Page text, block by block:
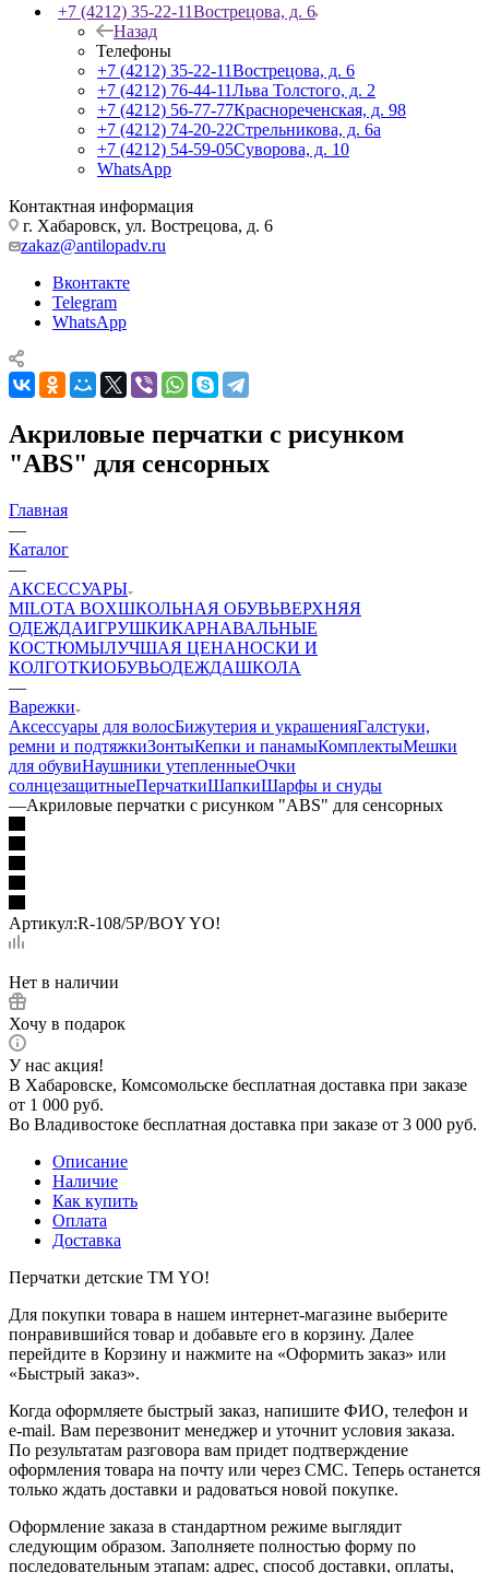
+7 (4212) 35-22-11Вострецова, д. 6
Назад
Телефоны
+7 (4212) 35-22-11Вострецова, д. 6
+7 (4212) 76-44-11Льва Толстого, д. 2
+7 (4212) 56-77-77Краснореченская, д. 98
+7 (4212) 74-20-22Стрельникова, д. 6а
+7 (4212) 54-59-05Суворова, д. 10
WhatsApp
Контактная информация
г. Хабаровск, ул. Вострецова, д. 6
zakaz@antilopadv.ru
Вконтакте
Telegram
WhatsApp
Акриловые перчатки с рисунком
"ABS" для сенсорных
Главная
—
Каталог
—
АКСЕССУАРЫ
MILOTA BOXШКОЛЬНАЯ ОБУВЬВЕРХНЯЯ
ОДЕЖДАИГРУШКИКАРНАВАЛЬНЫЕ
КОСТЮМЫЛУЧШАЯ ЦЕНАНОСКИ И
КОЛГОТКИОБУВЬОДЕЖДАШКОЛА
—
Варежки
Аксессуары для волосБижутерия и украшенияГалстуки,
ремни и подтяжкиЗонтыКепки и панамыКомплектыМешки
для обувиНаушники утепленныеОчки
солнцезащитныеПерчаткиШапкиШарфы и снуды
—Акриловые перчатки с рисунком "ABS" для сенсорных
Артикул:R-108/5P/BOY YO!
Нет в наличии
Хочу в подарок
У нас акция!
В Хабаровске, Комсомольске бесплатная доставка при заказе
от 1 000 руб.
Во Владивостоке бесплатная доставка при заказе от 3 000 руб.
Описание
Наличие
Как купить
Оплата
Доставка
Перчатки детские ТМ YO!
Для покупки товара в нашем интернет-магазине выберите
понравившийся товар и добавьте его в корзину. Далее
перейдите в Корзину и нажмите на «Оформить заказ» или
«Быстрый заказ».
Когда оформляете быстрый заказ, напишите ФИО, телефон и
e-mail. Вам перезвонит менеджер и уточнит условия заказа.
По результатам разговора вам придет подтверждение
оформления товара на почту или через СМС. Теперь останется
только ждать доставки и радоваться новой покупке.
Оформление заказа в стандартном режиме выглядит
следующим образом. Заполняете полностью форму по
последовательным этапам: адрес, способ доставки, оплаты,